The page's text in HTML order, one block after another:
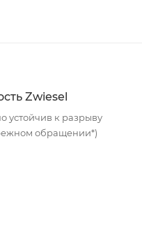
Zwiesel
устойчив к разрыву
обращении*)